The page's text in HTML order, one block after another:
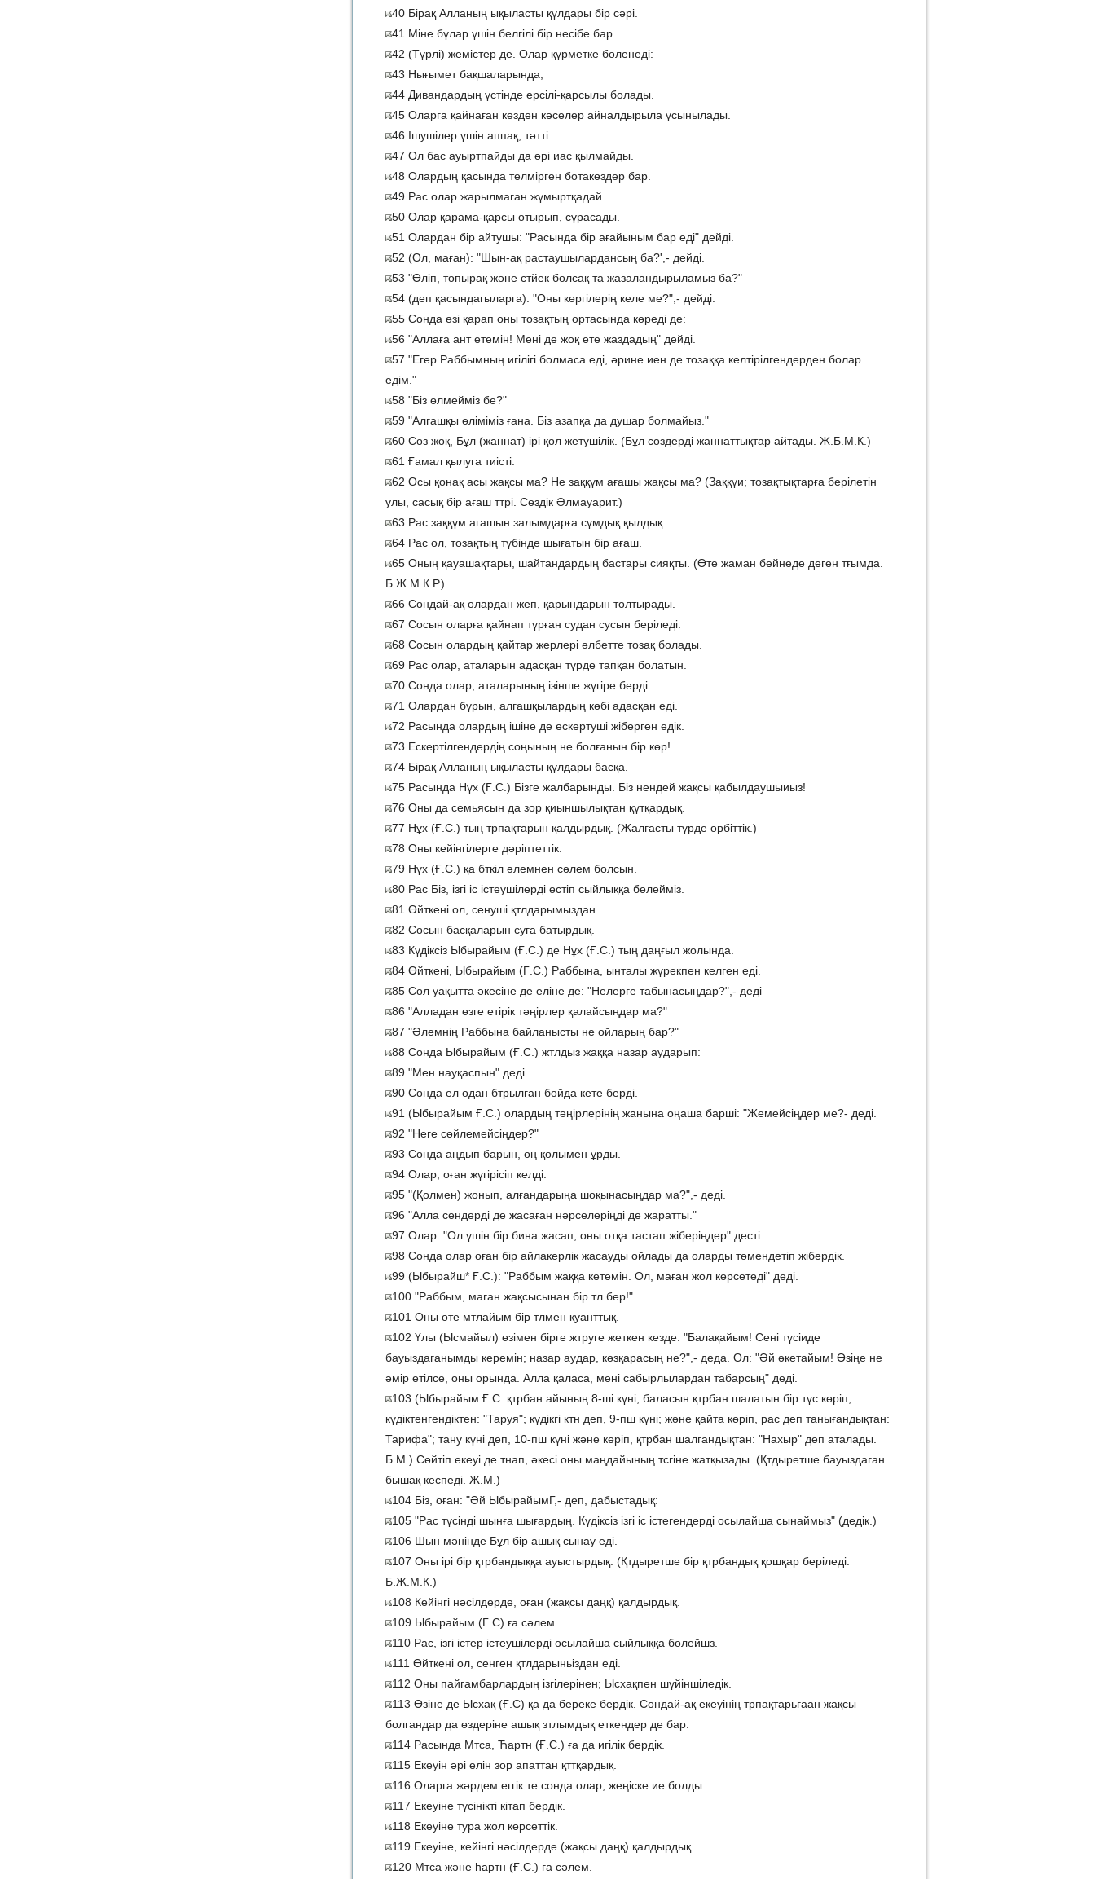
40 Бірақ Алланың ықыласты қүлдары бір сәрі.
41 Міне бүлар үшін белгілі бір несібе бар.
42 (Түрлі) жемістер де. Олар қүрметке бөленеді:
43 Нығымет бақшаларында,
44 Дивандардың үстінде ерсілі-қарсылы болады.
45 Оларга қайнаған көзден кәселер айналдырыла үсынылады.
46 Ішушілер үшін аппақ, тәтті.
47 Ол бас ауыртпайды да әрі иас қылмайды.
48 Олардың қасында телмірген ботакөздер бар.
49 Рас олар жарылмаган жүмыртқадай.
50 Олар қарама-қарсы отырып, сүрасады.
51 Олардан бір айтушы: "Расында бір ағайыным бар еді" дейді.
52 (Ол, маған): "Шын-ақ растаушылардансың ба?',- дейді.
53 "Өліп, топырақ және стйек болсақ та жазаландырыламыз ба?"
54 (деп қасындагыларга): "Оны көргілерің келе ме?",- дейді.
55 Сонда өзі қарап оны тозақтың ортасында көреді де:
56 "Аллаға ант етемін! Мені де жоқ ете жаздадың" дейді.
57 "Егер Раббымның игілігі болмаса еді, әрине иен де тозаққа келтірілгендерден болар
едім."
58 "Біз өлмейміз бе?"
59 "Алгашқы өліміміз ғана. Біз азапқа да душар болмайыз."
60 Сөз жоқ, Бұл (жаннат) ірі қол жетушілік. (Бұл сөздерді жаннаттықтар айтады. Ж.Б.М.К.)
61 Ғамал қылуга тиісті.
62 Осы қонақ асы жақсы ма? Не заққұм ағашы жақсы ма? (Заққүи; тозақтықтарға берілетін
улы, сасық бір ағаш ттрі. Сөздік Әлмауарит.)
63 Рас заққүм агашын залымдарға сүмдық қылдық.
64 Рас ол, тозақтың түбінде шығатын бір ағаш.
65 Оның қауашақтары, шайтандардың бастары сияқты. (Өте жаман бейнеде деген тғымда.
Б.Ж.М.К.Р.)
66 Сондай-ақ олардан жеп, қарындарын толтырады.
67 Сосын оларға қайнап түрған судан сусын беріледі.
68 Сосын олардың қайтар жерлері әлбетте тозақ болады.
69 Рас олар, аталарын адасқан түрде тапқан болатын.
70 Сонда олар, аталарының ізінше жүгіре берді.
71 Олардан бүрын, алгашқылардың көбі адасқан еді.
72 Расында олардың ішіне де ескертуші жіберген едік.
73 Ескертілгендердің соңының не болғанын бір көр!
74 Бірақ Алланың ықыласты қүлдары басқа.
75 Расында Нүх (Ғ.С.) Бізге жалбарынды. Біз нендей жақсы қабылдаушыиыз!
76 Оны да семьясын да зор қиыншылықтан қүтқардық.
77 Нұх (Ғ.С.) тың трпақтарын қалдырдық. (Жалғасты түрде өрбіттік.)
78 Оны кейінгілерге дәріптеттік.
79 Нұх (Ғ.С.) қа бткіл әлемнен сәлем болсын.
80 Рас Біз, ізгі іс істеушілерді өстіп сыйлыққа бөлейміз.
81 Өйткені ол, сенуші қтлдарымыздан.
82 Сосын басқаларын суга батырдық.
83 Күдіксіз Ыбырайым (Ғ.С.) де Нұх (Ғ.С.) тың даңғыл жолында.
84 Өйткені, Ыбырайым (Ғ.С.) Раббына, ынталы жүрекпен келген еді.
85 Сол уақытта әкесіне де еліне де: "Нелерге табынасыңдар?",- деді
86 "Алладан өзге етірік тәңірлер қалайсыңдар ма?"
87 "Әлемнің Раббына байланысты не ойларың бар?"
88 Сонда Ыбырайым (Ғ.С.) жтлдыз жаққа назар аударып:
89 "Мен науқаспын" деді
90 Сонда ел одан бтрылган бойда кете берді.
91 (Ыбырайым Ғ.С.) олардың тәңірлерінің жанына оңаша барші: "Жемейсіңдер ме?- деді.
92 "Неге сөйлемейсіңдер?"
93 Сонда аңдып барын, оң қолымен ұрды.
94 Олар, оған жүгірісіп келді.
95 "(Қолмен) жонып, алғандарыңа шоқынасыңдар ма?",- деді.
96 "Алла сендерді де жасаған нәрселеріңді де жаратты."
97 Олар: "Ол үшін бір бина жасап, оны отқа тастап жіберіңдер" десті.
98 Сонда олар оған бір айлакерлік жасауды ойлады да оларды төмендетіп жібердік.
99 (Ыбырайш* Ғ.С.): "Раббым жаққа кетемін. Ол, маған жол көрсетеді" деді.
100 "Раббым, маган жақсысынан бір тл бер!"
101 Оны өте мтлайым бір тлмен қуанттық.
102 Үлы (Ысмайыл) өзімен бірге жтруге жеткен кезде: "Балақайым! Сені түсіиде
бауыздаганымды керемін; назар аудар, көзқарасың не?",- деда. Ол: "Әй әкетайым! Өзіңе не
әмір етілсе, оны орында. Алла қаласа, мені сабырлылардан табарсың" деді.
103 (Ыбырайым Ғ.С. қтрбан айының 8-ші күні; баласын қтрбан шалатын бір түс көріп,
күдіктенгендіктен: "Таруя"; күдікгі ктн деп, 9-пш күні; және қайта көріп, рас деп танығандықтан:
Тарифа"; тану күні деп, 10-пш күні және көріп, қтрбан шалгандықтан: "Нахыр" деп аталады.
Б.М.) Сөйтіп екеуі де тнап, әкесі оны маңдайының тсгіне жатқызады. (Қтдыретше бауыздаган
бышақ кеспеді. Ж.М.)
104 Біз, оған: "Әй ЫбырайымГ,- деп, дабыстадық:
105 "Рас түсінді шынға шығардың. Күдіксіз ізгі іс істегендерді осылайша сынаймыз" (дедік.)
106 Шын мәнінде Бұл бір ашық сынау еді.
107 Оны ірі бір қтрбандыққа ауыстырдық. (Қтдыретше бір қтрбандық қошқар беріледі.
Б.Ж.М.К.)
108 Кейінгі нәсілдерде, оған (жақсы даңқ) қалдырдық.
109 Ыбырайым (Ғ.С) ға сәлем.
110 Рас, ізгі істер істеушілерді осылайша сыйлыққа бөлейшз.
111 Өйткені ол, сенген қтлдарыньіздан еді.
112 Оны пайгамбарлардың ізгілерінен; Ысхақпен шүйіншіледік.
113 Өзіне де Ысхақ (Ғ.С) қа да береке бердік. Сондай-ақ екеуінің трпақтарьгаан жақсы
болгандар да өздеріне ашық зтлымдық еткендер де бар.
114 Расында Мтса, Ћартн (Ғ.С.) ға да игілік бердік.
115 Екеуін әрі елін зор апаттан қттқардық.
116 Оларга жәрдем еггік те сонда олар, жеңіске ие болды.
117 Екеуіне түсінікті кітап бердік.
118 Екеуіне тура жол көрсеттік.
119 Екеуіне, кейінгі нәсілдерде (жақсы даңқ) қалдырдық.
120 Мтса және ћартн (Ғ.С.) га сәлем.